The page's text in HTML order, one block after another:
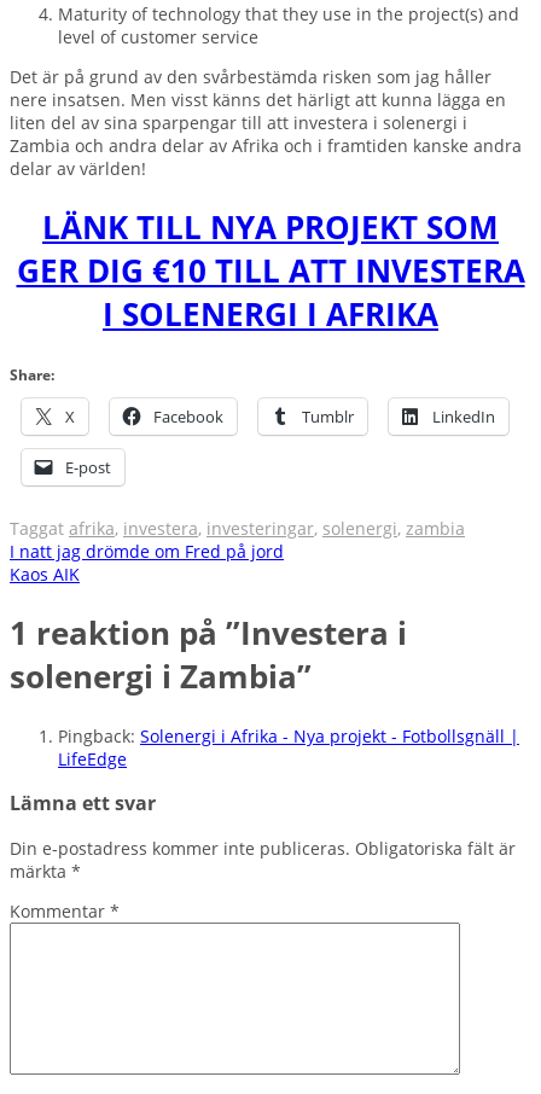
Maturity of technology that they use in the project(s) and
level of customer service
Det är på grund av den svårbestämda risken som jag håller
nere insatsen. Men visst känns det härligt att kunna lägga en
liten del av sina sparpengar till att investera i solenergi i
Zambia och andra delar av Afrika och i framtiden kanske andra
delar av världen!
LÄNK TILL NYA PROJEKT SOM
GER DIG €10 TILL ATT INVESTERA
I SOLENERGI I AFRIKA
Share:
X Facebook Tumblr LinkedIn
E-post
Taggat afrika, investera, investeringar, solenergi, zambia
Inläggsnavigering
I natt jag drömde om Fred på jord
Kaos AIK
1 reaktion på ”Investera i
solenergi i Zambia”
Pingback: Solenergi i Afrika - Nya projekt - Fotbollsgnäll |
LifeEdge
Lämna ett svar
Din e-postadress kommer inte publiceras. Obligatoriska fält är
märkta *
Kommentar *